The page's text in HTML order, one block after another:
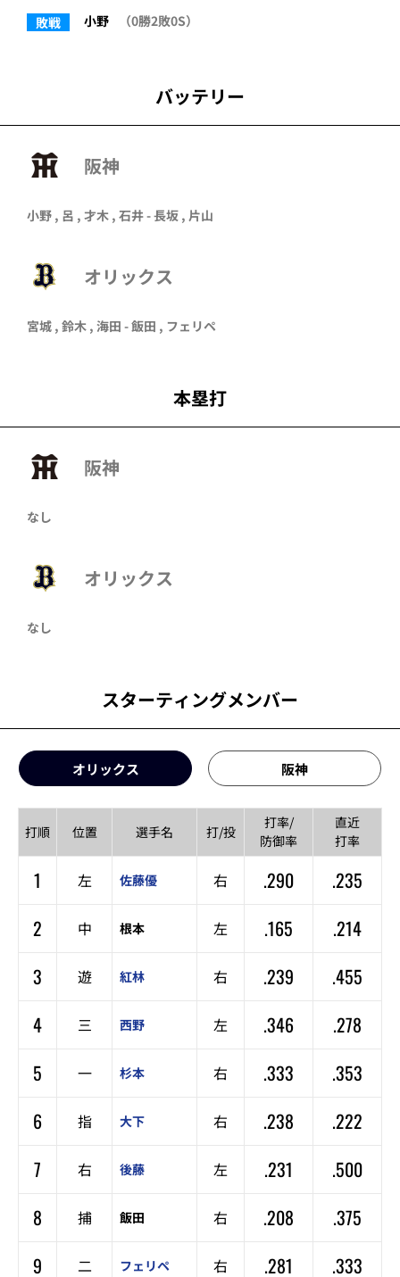
敗戦
小野 （0勝2敗0S）
バッテリー
阪神
小野 , 呂 , 才木 , 石井 - 長坂 , 片山
オリックス
宮城 , 鈴木 , 海田 -飯田 , フェリペ
本塁打
阪神
なし
オリックス
なし
スターティングメンバー
オリックス 阪神
打順 位置 選手名 打/投
打率/
防御率
直近
打率
1 左 佐藤優 右 .290
.235
2
中 根本 左 .165
.214
3
遊 紅林 右 .239
.455
4
三 西野 左 .346
.278
5
一 杉本 右 .333
.353
6
指 大下 右 .238
.222
7
右 後藤 左 .231
.500
8
捕 飯田 右 .208
.375
9
二 フェリペ 右 .281 .333